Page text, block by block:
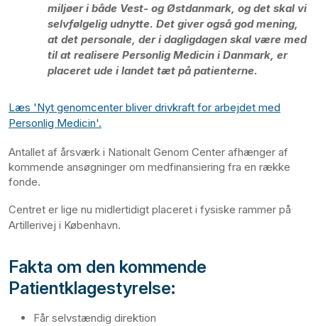
miljøer i både Vest- og Østdanmark, og det skal vi
selvfølgelig udnytte. Det giver også god mening,
at det personale, der i dagligdagen skal være med
til at realisere Personlig Medicin i Danmark, er
placeret ude i landet tæt på patienterne.
Læs 'Nyt genomcenter bliver drivkraft for arbejdet med
Personlig Medicin'.
Antallet af årsværk i Nationalt Genom Center afhænger af
kommende ansøgninger om medfinansiering fra en række
fonde.
Centret er lige nu midlertidigt placeret i fysiske rammer på
Artillerivej i København.
Fakta om den kommende
Patientklagestyrelse:
Får selvstændig direktion